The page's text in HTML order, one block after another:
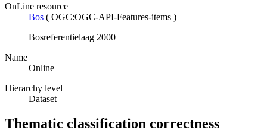
OnLine resource
Bos ( OGC:OGC-API-Features-items )
Bosreferentielaag 2000
Name
Online
Hierarchy level
Dataset
Thematic classification correctness